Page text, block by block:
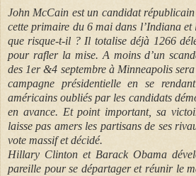
John McCain est un candidat
cette primaire du 6 mai dans l’Indiana
que risque-t-il ? Il totalise déjà 1266
pour rafler la mise. A moins d’un
des 1er &4 septembre à Minneapolis
campagne présidentielle en se
américains oubliés par les candidats
en avance. Et point important, sa
laisse pas amers les partisans de ses
vote massif et décidé.
Hillary Clinton et Barack Obama
pareille pour se départager et réunir le